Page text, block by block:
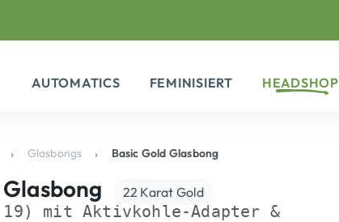
AUTOMATICS FEMINISIERT HEADSHOP
Glasbongs Basic Gold Glasbong
22 Karat Gold
19) mit Aktivkohle-Adapter &